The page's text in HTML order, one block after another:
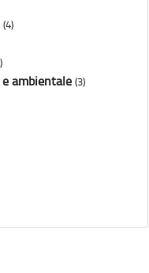
(4)
ambientale (3)